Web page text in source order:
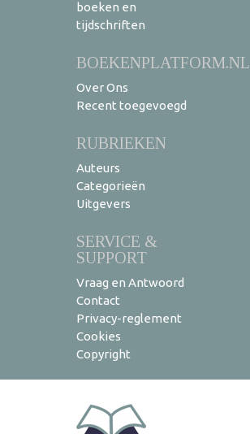
boeken en
tijdschriften
BOEKENPLATFORM.NL
Over Ons
Recent toegevoegd
RUBRIEKEN
Auteurs
Categorieën
Uitgevers
SERVICE &
SUPPORT
Vraag en Antwoord
Contact
Privacy-reglement
Cookies
Copyright